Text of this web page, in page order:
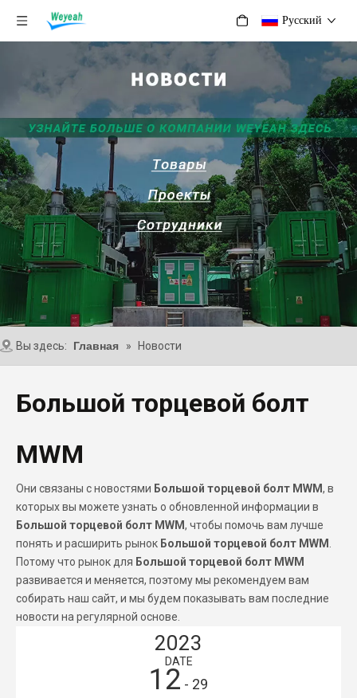
Pусский
Вы здесь: Главная » Новости
Большой торцевой болт
MWM
Они связаны с новостями Большой торцевой болт MWM, в
которых вы можете узнать о обновленной информации в
Большой торцевой болт MWM, чтобы помочь вам лучше
понять и расширить рынок Большой торцевой болт MWM .
Потому что рынок для Большой торцевой болт MWM
развивается и меняется, поэтому мы рекомендуем вам
собирать наш сайт, и мы будем показывать вам последние
новости на регулярной основе.
2023
DATE
12 - 29